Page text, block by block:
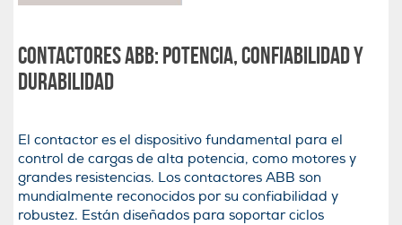
Contactores ABB: Potencia, Confiabilidad y
Durabilidad
El contactor es el dispositivo fundamental para el
control de cargas de alta potencia, como motores y
grandes resistencias. Los contactores ABB son
mundialmente reconocidos por su confiabilidad y
robustez. Están diseñados para soportar ciclos